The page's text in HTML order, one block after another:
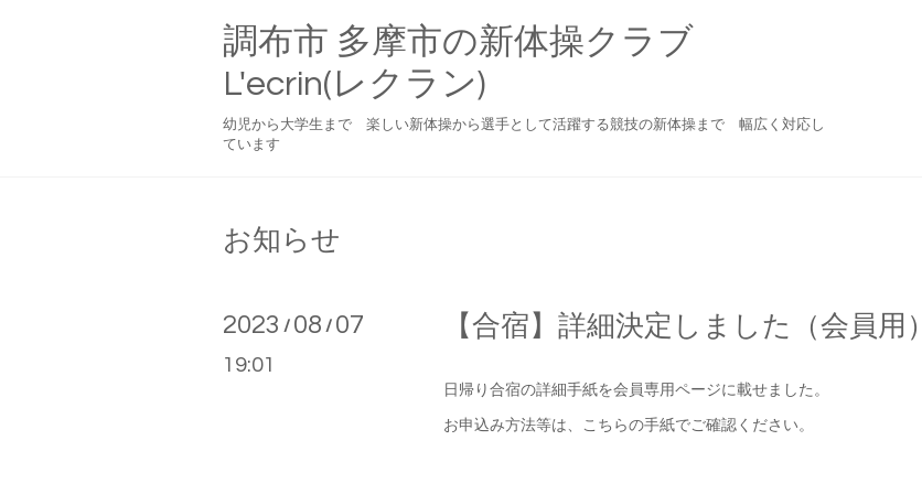
調布市 多摩市の新体操クラブ
L'ecrin(レクラン)
幼児から大学生まで 楽しい新体操から選手として活躍する競技の新体操まで 幅広く対応し
ています
お知らせ
2023 / 08 / 07
19:01
【合宿】詳細決定しました（会員用）
日帰り合宿の詳細手紙を会員専用ページに載せました。
お申込み方法等は、こちらの手紙でご確認ください。